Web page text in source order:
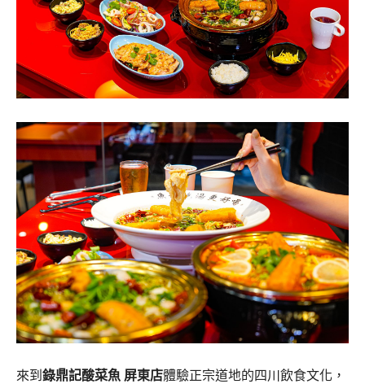
來到 錄鼎記酸菜魚 屏東店體驗正宗道地的四川飲食文化，